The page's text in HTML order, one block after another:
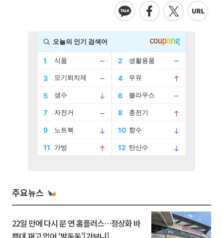
주요뉴스
22일 만에 다시 문 연 홈플러스…정상화 바